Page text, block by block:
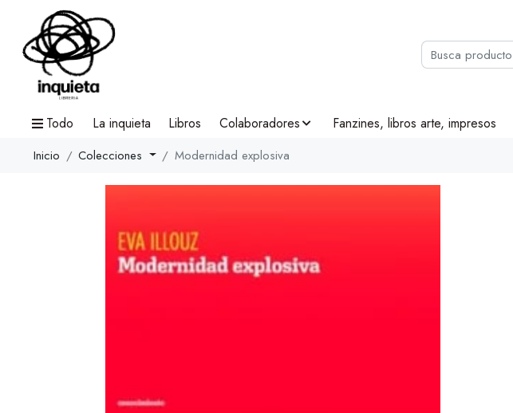
Todo La inquieta Libros Colaboradores Fanzines, libros arte, impresos
Inicio Colecciones Modernidad explosiva